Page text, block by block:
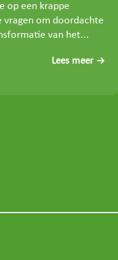
op een krappe
vragen om doordachte
van het...
Lees meer